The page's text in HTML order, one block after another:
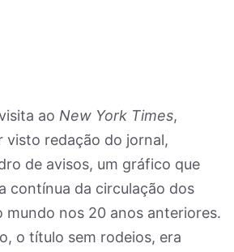
ao New York Times,
visto redação do jornal,
de avisos, um gráfico que
contínua da circulação dos
mundo nos 20 anos anteriores.
o título sem rodeios, era